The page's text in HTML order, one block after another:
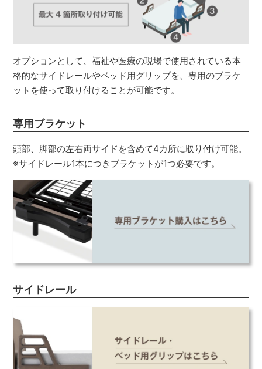
オプションとして、福祉や医療の現場で使用されている本
格的なサイドレールやベッド用グリップを、専用のブラケ
ットを使って取り付けることが可能です。
専用ブラケット
頭部、脚部の左右両サイドを含めて4カ所に取り付け可能。
※サイドレール1本につきブラケットが1つ必要です。
サイドレール